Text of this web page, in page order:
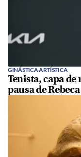
GINÁSTICA ARTÍSTICA
Tenista, capa de
pausa de